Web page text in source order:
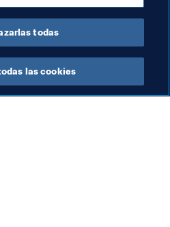
Concacaf
todas
las cookies